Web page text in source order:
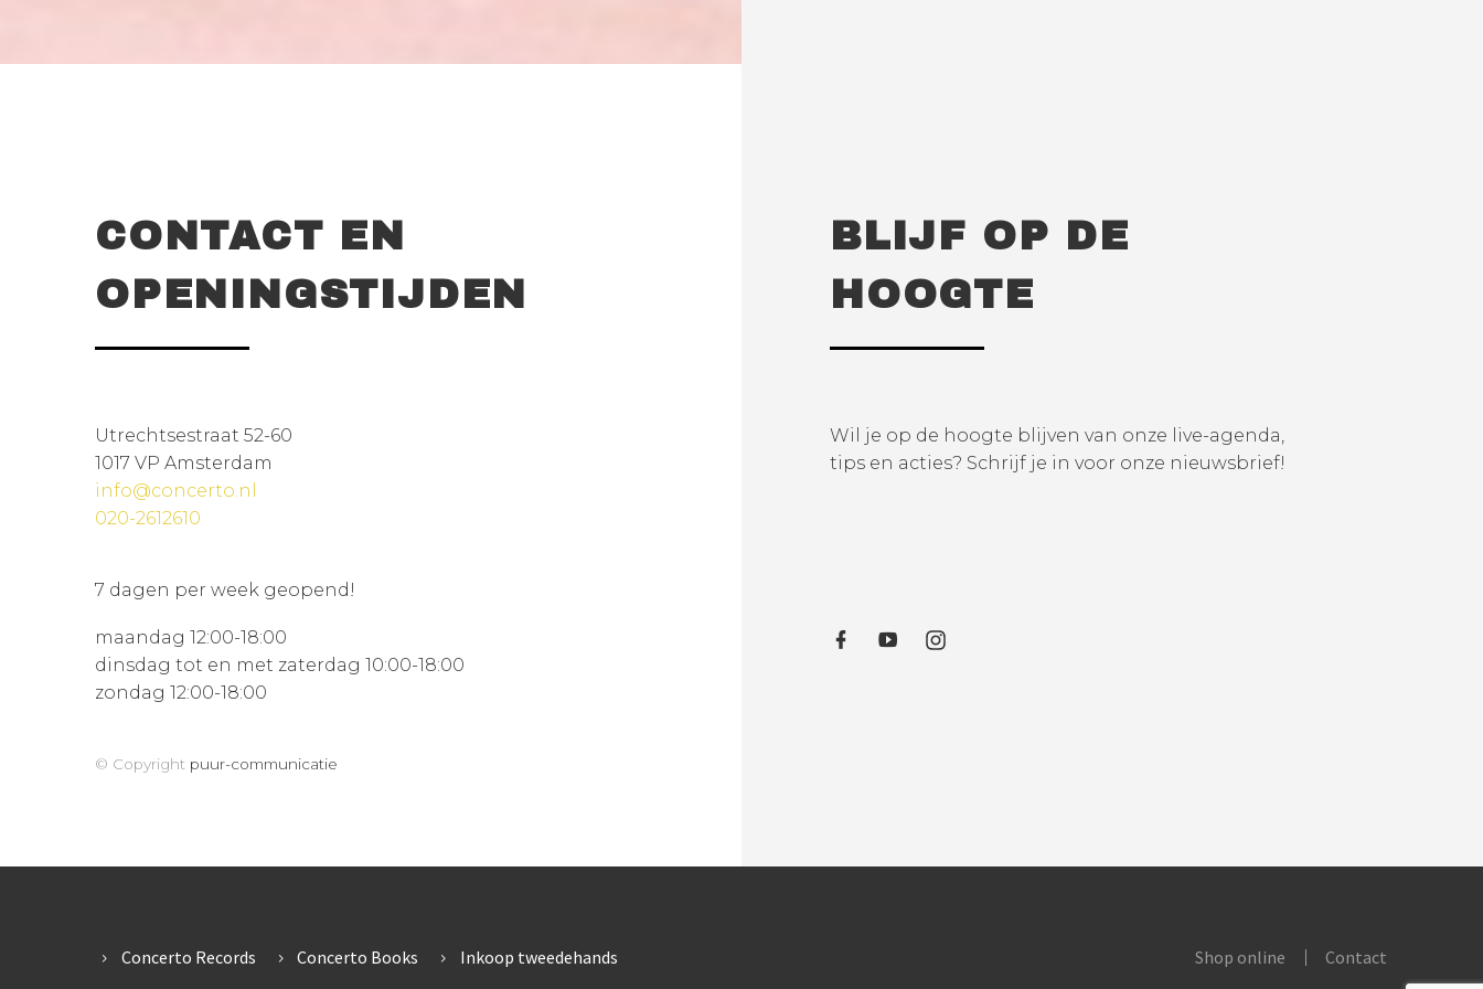
CONTACT EN
OPENINGSTIJDEN
Utrechtsestraat 52-60
1017 VP Amsterdam
info@concerto.nl
020-2612610
7 dagen per week geopend!
maandag 12:00-18:00
dinsdag tot en met zaterdag 10:00-18:00
zondag 12:00-18:00
© Copyright puur-communicatie
BLIJF OP DE
HOOGTE
Wil je op de hoogte blijven van onze live-agenda,
tips en acties? Schrijf je in voor onze nieuwsbrief!
Concerto Records Concerto Books Inkoop tweedehands Shop online Contact